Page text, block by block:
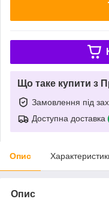
Що таке купити з
Замовлення під
Доступна доставка
Опис
Опис